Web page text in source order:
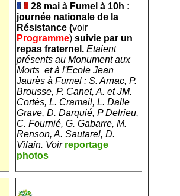
28 mai à Fumel à 10h :
journée nationale de la
Résistance (voir
Programme) suivie par un
repas fraternel. Etaient
présents au Monument aux
Morts et à l'Ecole Jean
Jaurès à Fumel : S. Arnac, P.
Brousse, P. Canet, A. et JM.
Cortès, L. Cramail, L. Dalle
Grave, D. Darquié, P Delrieu,
C. Fournié, G. Gabarre, M.
Renson, A. Sautarel, D.
Vilain. Voir reportage
photos